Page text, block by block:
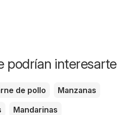
podrían interesarte
de pollo
Manzanas
Mandarinas